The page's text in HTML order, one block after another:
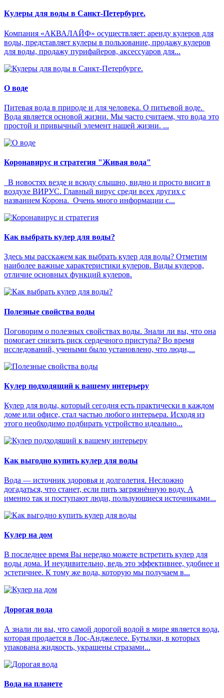
Кулеры для воды в Санкт-Петербурге.
Компания «АКВАЛАЙФ» осуществляет: аренду кулеров для
воды, представляет кулеры в пользование, продажу кулеров
для воды, продажу пурифайеров, аксессуаров для...
О воде
Питевая вода в природе и для человека. О питьевой воде.
Вода является основой жизни. Мы часто считаем, что вода это
простой и привычный элемент нашей жизни. ...
Коронавирус и стратегия "Живая вода"
В новостях везде и всюду слышно, видно и просто висит в
воздухе ВИРУС. Главный вирус среди всех других с
названием Корона. Очень много информации с...
Как выбрать кулер для воды?
Здесь мы расскажем как выбрать кулер для воды? Отметим
наиболее важные характеристики кулеров. Виды кулеров,
отличие основных функций кулеров.
Полезные свойства воды
Поговорим о полезных свойствах воды. Знали ли вы, что она
помогает снизить риск сердечного приступа? Во время
исследований, учеными было установлено, что люди,...
Кулер подходящий к вашему интерьеру
Кулер для воды, который сегодня есть практически в каждом
доме или офисе, стал частью любого интерьера. Исходя из
этого необходимо подбирать устройство идеально...
Как выгодно купить кулер для воды
Вода — источник здоровья и долголетия. Несложно
догадаться, что станет, если пить загрязнённую воду. А
именно так и поступают люди, пользующиеся источниками...
Кулер на дом
В последнее время Вы нередко можете встретить кулер для
воды дома. И неудивительно, ведь это эффективнее, удобнее и
эстетичнее. К тому же вода, которую мы получаем в...
Дорогая вода
А знали ли вы, что самой дорогой водой в мире является вода,
которая продается в Лос-Анджелесе. Бутылки, в которых
упакована жидкость, украшены стразами...
Вода на планете